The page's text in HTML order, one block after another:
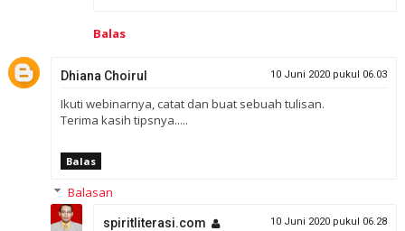
Balas
Dhiana Choirul 10 Juni 2020 pukul 06.03
Ikuti webinarnya, catat dan buat sebuah tulisan.
Terima kasih tipsnya.....
Balas
Balasan
spiritliterasi.com 10 Juni 2020 pukul 06.28